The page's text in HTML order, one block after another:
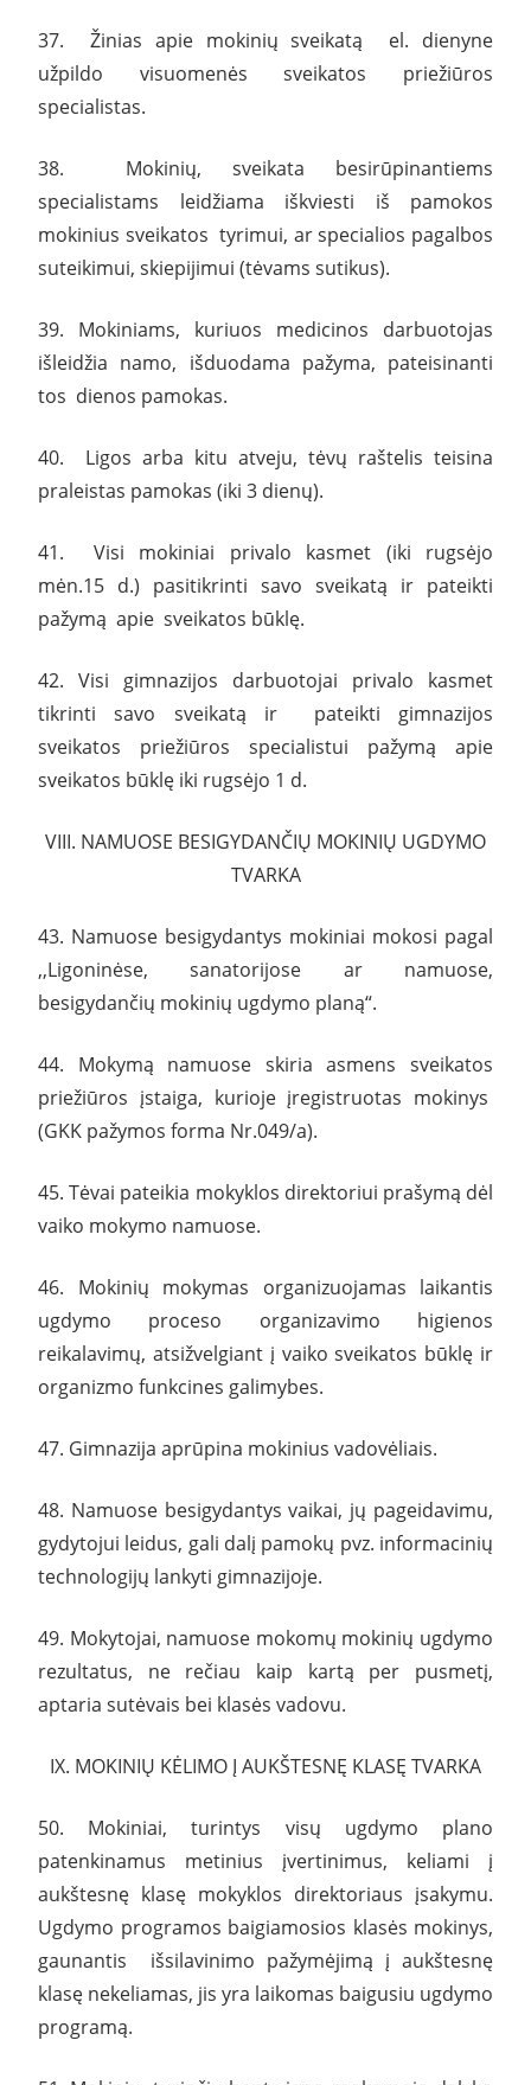
37. Žinias apie mokinių sveikatą el. dienyne
užpildo visuomenės sveikatos priežiūros
specialistas.
38. Mokinių, sveikata besirūpinantiems
specialistams leidžiama iškviesti iš pamokos
mokinius sveikatos tyrimui, ar specialios pagalbos
suteikimui, skiepijimui (tėvams sutikus).
39. Mokiniams, kuriuos medicinos darbuotojas
išleidžia namo, išduodama pažyma, pateisinanti
tos dienos pamokas.
40. Ligos arba kitu atveju, tėvų raštelis teisina
praleistas pamokas (iki 3 dienų).
41. Visi mokiniai privalo kasmet (iki rugsėjo
mėn.15 d.) pasitikrinti savo sveikatą ir pateikti
pažymą apie sveikatos būklę.
42. Visi gimnazijos darbuotojai privalo kasmet
tikrinti savo sveikatą ir pateikti gimnazijos
sveikatos priežiūros specialistui pažymą apie
sveikatos būklę iki rugsėjo 1 d.
VIII. NAMUOSE BESIGYDANČIŲ MOKINIŲ UGDYMO
TVARKA
43. Namuose besigydantys mokiniai mokosi pagal
,,Ligoninėse, sanatorijose ar namuose,
besigydančių mokinių ugdymo planą“.
44. Mokymą namuose skiria asmens sveikatos
priežiūros įstaiga, kurioje įregistruotas mokinys
(GKK pažymos forma Nr.049/a).
45. Tėvai pateikia mokyklos direktoriui prašymą dėl
vaiko mokymo namuose.
46. Mokinių mokymas organizuojamas laikantis
ugdymo proceso organizavimo higienos
reikalavimų, atsižvelgiant į vaiko sveikatos būklę ir
organizmo funkcines galimybes.
47. Gimnazija aprūpina mokinius vadovėliais.
48. Namuose besigydantys vaikai, jų pageidavimu,
gydytojui leidus, gali dalį pamokų pvz. informacinių
technologijų lankyti gimnazijoje.
49. Mokytojai, namuose mokomų mokinių ugdymo
rezultatus, ne rečiau kaip kartą per pusmetį,
aptaria sutėvais bei klasės vadovu.
IX. MOKINIŲ KĖLIMO Į AUKŠTESNĘ KLASĘ TVARKA
50. Mokiniai, turintys visų ugdymo plano
patenkinamus metinius įvertinimus, keliami į
aukštesnę klasę mokyklos direktoriaus įsakymu.
Ugdymo programos baigiamosios klasės mokinys,
gaunantis išsilavinimo pažymėjimą į aukštesnę
klasę nekeliamas, jis yra laikomas baigusiu ugdymo
programą.